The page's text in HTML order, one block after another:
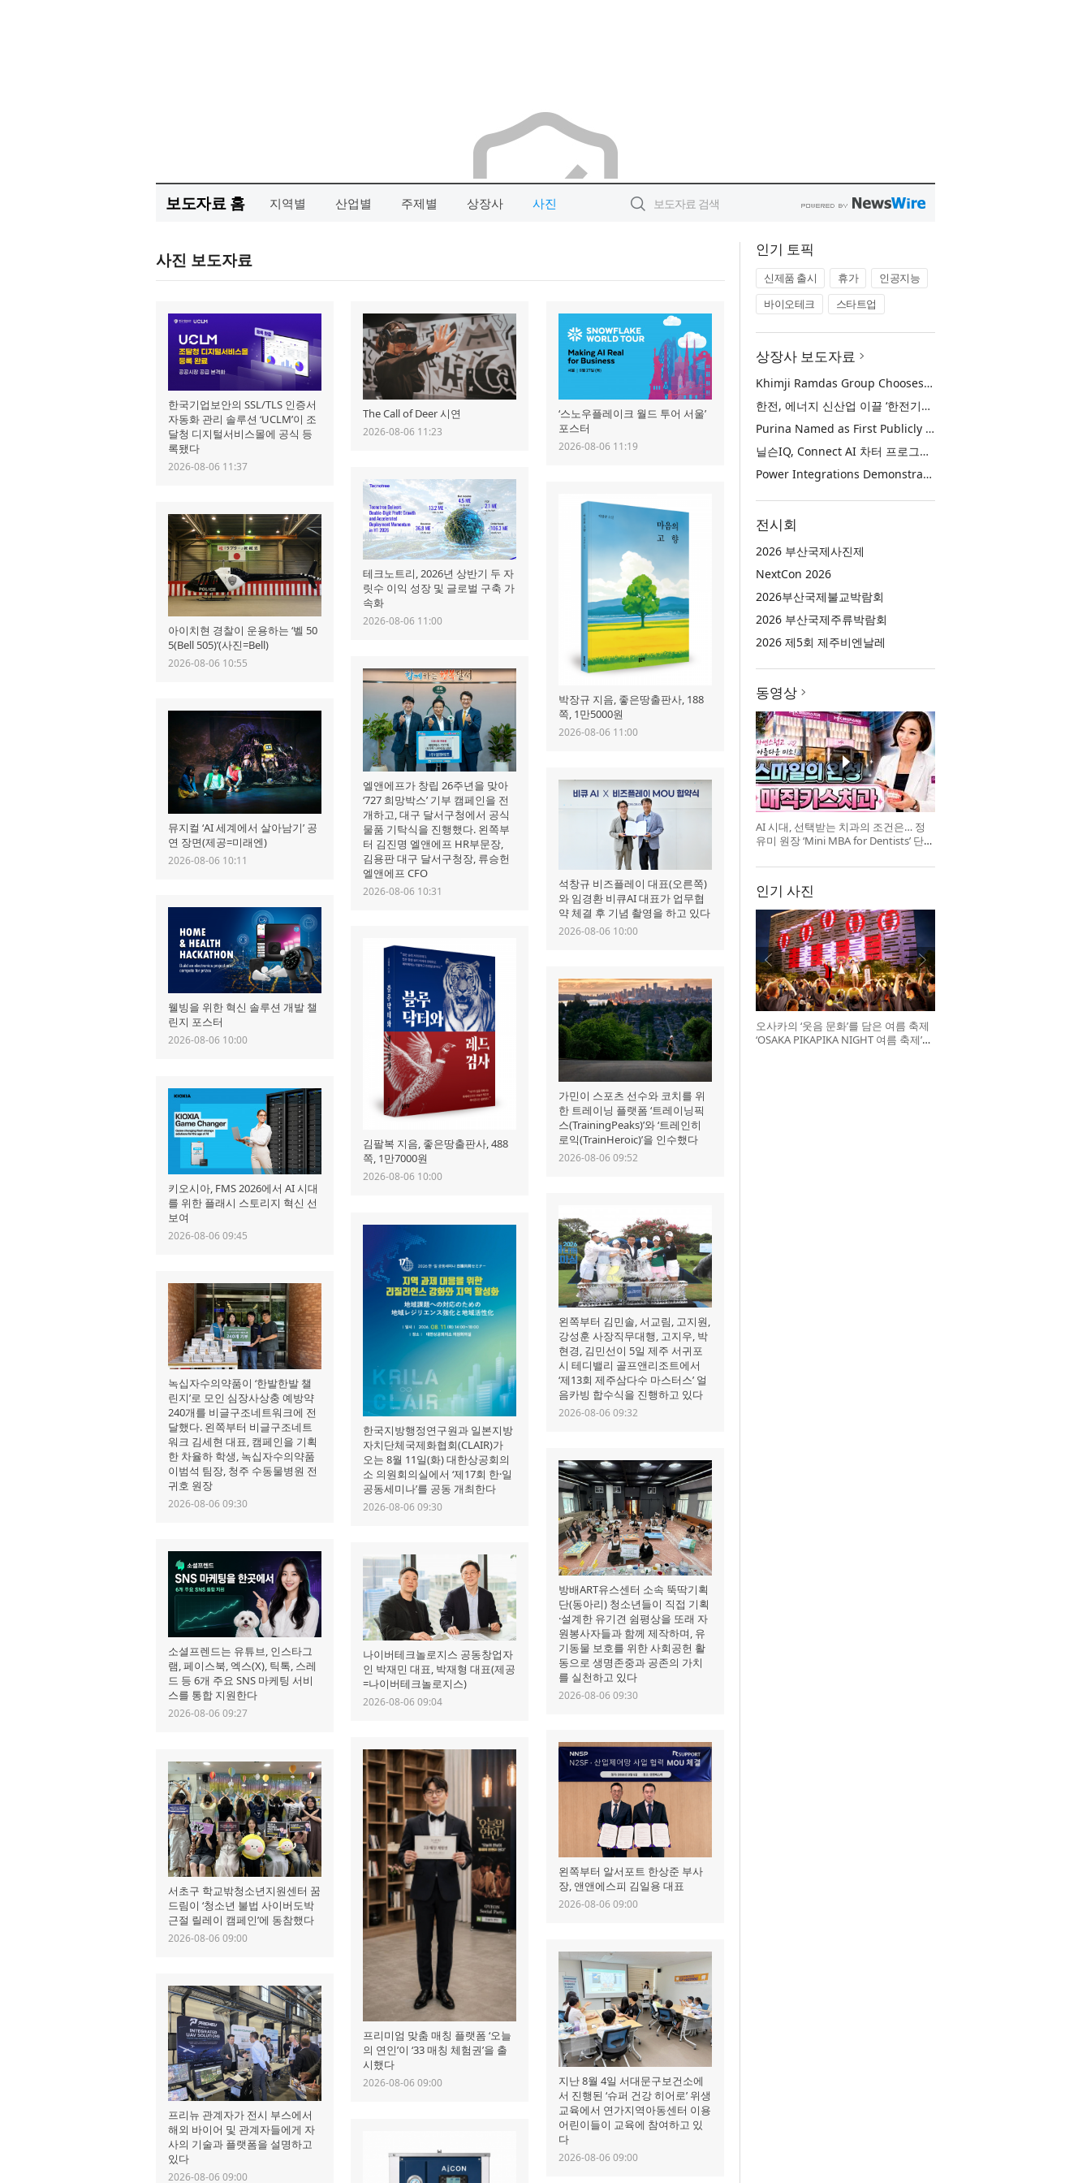
보도자료 홈 지역별 산업별 주제별 상장사 사진
사진 보도자료
한국기업보안의 SSL/TLS 인증서
자동화 관리 솔루션 ‘UCLM’이 조
달청 디지털서비스몰에 공식 등
록됐다
2026-08-06 11:37
The Call of Deer 시연
2026-08-06 11:23
‘스노우플레이크 월드 투어 서울’
포스터
2026-08-06 11:19
테크노트리, 2026년 상반기 두 자
릿수 이익 성장 및 글로벌 구축 가
속화
2026-08-06 11:00
박장규 지음, 좋은땅출판사, 188
쪽, 1만5000원
2026-08-06 11:00
아이치현 경찰이 운용하는 ‘벨 50
5(Bell 505)’(사진=Bell)
2026-08-06 10:55
엘앤에프가 창립 26주년을 맞아
‘727 희망박스’ 기부 캠페인을 전
개하고, 대구 달서구청에서 공식
물품 기탁식을 진행했다. 왼쪽부
터 김진명 엘앤에프 HR부문장,
김용판 대구 달서구청장, 류승헌
엘앤에프 CFO
2026-08-06 10:31
뮤지컬 ‘AI 세계에서 살아남기’ 공
연 장면(제공=미래엔)
2026-08-06 10:11
석창규 비즈플레이 대표(오른쪽)
와 임경환 비큐AI 대표가 업무협
약 체결 후 기념 촬영을 하고 있다
2026-08-06 10:00
웰빙을 위한 혁신 솔루션 개발 챌
린지 포스터
2026-08-06 10:00
김팔복 지음, 좋은땅출판사, 488
쪽, 1만7000원
2026-08-06 10:00
가민이 스포츠 선수와 코치를 위
한 트레이닝 플랫폼 ‘트레이닝픽
스(TrainingPeaks)’와 ‘트레인히
로익(TrainHeroic)’을 인수했다
2026-08-06 09:52
키오시아, FMS 2026에서 AI 시대
를 위한 플래시 스토리지 혁신 선
보여
2026-08-06 09:45
왼쪽부터 김민솔, 서교림, 고지원,
강성훈 사장직무대행, 고지우, 박
현경, 김민선이 5일 제주 서귀포
시 테디밸리 골프앤리조트에서
‘제13회 제주삼다수 마스터스’ 얼
음카빙 합수식을 진행하고 있다
2026-08-06 09:32
한국지방행정연구원과 일본지방
자치단체국제화협회(CLAIR)가
오는 8월 11일(화) 대한상공회의
소 의원회의실에서 ‘제17회 한·일
공동세미나’를 공동 개최한다
2026-08-06 09:30
녹십자수의약품이 ‘한발한발 챌
린지’로 모인 심장사상충 예방약
240개를 비글구조네트워크에 전
달했다. 왼쪽부터 비글구조네트
워크 김세현 대표, 캠페인을 기획
한 차율하 학생, 녹십자수의약품
이범석 팀장, 청주 수동물병원 전
귀호 원장
2026-08-06 09:30
방배ART유스센터 소속 뚝딱기획
단(동아리) 청소년들이 직접 기획
·설계한 유기견 쉼평상을 또래 자
원봉사자들과 함께 제작하며, 유
기동물 보호를 위한 사회공헌 활
동으로 생명존중과 공존의 가치
를 실천하고 있다
2026-08-06 09:30
소셜프렌드는 유튜브, 인스타그
램, 페이스북, 엑스(X), 틱톡, 스레
드 등 6개 주요 SNS 마케팅 서비
스를 통합 지원한다
2026-08-06 09:27
나이버테크놀로지스 공동창업자
인 박재민 대표, 박재형 대표(제공
=나이버테크놀로지스)
2026-08-06 09:04
왼쪽부터 알서포트 한상준 부사
장, 앤앤에스피 김일용 대표
2026-08-06 09:00
프리미엄 맞춤 매칭 플랫폼 ‘오늘
의 연인’이 ‘33 매칭 체험권’을 출
시했다
2026-08-06 09:00
서초구 학교밖청소년지원센터 꿈
드림이 ‘청소년 불법 사이버도박
근절 릴레이 캠페인’에 동참했다
2026-08-06 09:00
지난 8월 4일 서대문구보건소에
서 진행된 ‘슈퍼 건강 히어로’ 위생
교육에서 연가지역아동센터 이용
어린이들이 교육에 참여하고 있
다
2026-08-06 09:00
프리뉴 관계자가 전시 부스에서
해외 바이어 및 관계자들에게 자
사의 기술과 플랫폼을 설명하고
있다
2026-08-06 09:00
인기 토픽
신제품 출시 휴가
인공지능
바이오테크
스타트업
상장사 보도자료
Khimji Ramdas Group Chooses Rimini Street to Reduce SAP Support Costs, Protect 700+ Customizations and Reinvest Savings in Innovation
한전, 에너지 신산업 이끌 ‘한전기술지주’ 공식 출범
Purina Named as First Publicly Announced NIQ ConnectAI Charter Client
닐슨IQ, Connect AI 차터 프로그램 최초 고객사 ‘퓨리나’ 선정
Power Integrations Demonstrates World’s First 2200 V GaN Technology for Next-Era High-Voltage Power Systems
전시회
2026 부산국제사진제
NextCon 2026
2026부산국제불교박람회
2026 부산국제주류박람회
2026 제5회 제주비엔날레
동영상
AI 시대, 선택받는 치과의 조건은… 정
유미 원장 ‘Mini MBA for Dentists’ 단독
인기 사진
오사카의 ‘웃음 문화’를 담은 여름 축제
‘OSAKA PIKAPIKA NIGHT 여름 축제’